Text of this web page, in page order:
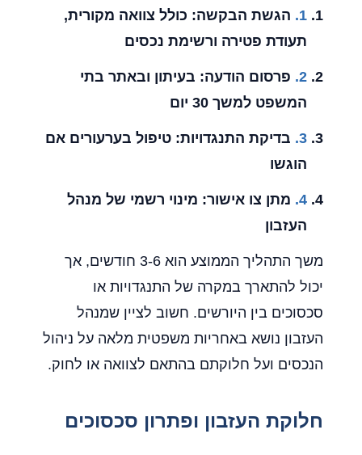
1. הגשת הבקשה: כולל צוואה מקורית,
תעודת פטירה ורשימת נכסים
2. פרסום הודעה: בעיתון ובאתר בתי
המשפט למשך 30 יום
3. בדיקת התנגדויות: טיפול בערעורים אם
הוגשו
4. מתן צו אישור: מינוי רשמי של מנהל
העזבון
משך התהליך הממוצע הוא 3-6 חודשים, אך
יכול להתארך במקרה של התנגדויות או
סכסוכים בין היורשים. חשוב לציין שמנהל
העזבון נושא באחריות משפטית מלאה על ניהול
הנכסים ועל חלוקתם בהתאם לצוואה או לחוק.
חלוקת העזבון ופתרון סכסוכים